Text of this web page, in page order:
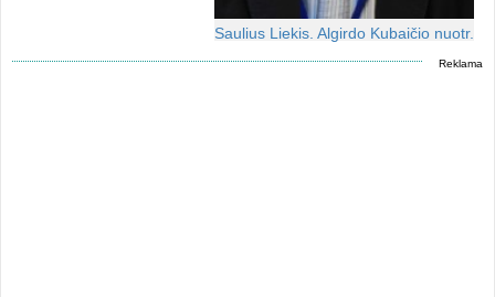
Saulius Liekis. Algirdo Kubaičio nuotr.
Reklama